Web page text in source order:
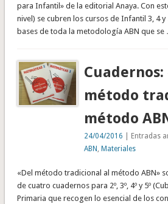
para Infantil» de la editorial Anaya. Con
nivel) se cubren los cursos de Infantil 3, 4
bases de toda la metodología ABN que
Cuadernos:
método
método
24/04/2016 | Entradas
ABN ,Materiales
«Del método tradicional al método ABN»
de cuatro cuadernos para 2º, 3º, 4º y 5º
Primaria que recogen lo esencial de los